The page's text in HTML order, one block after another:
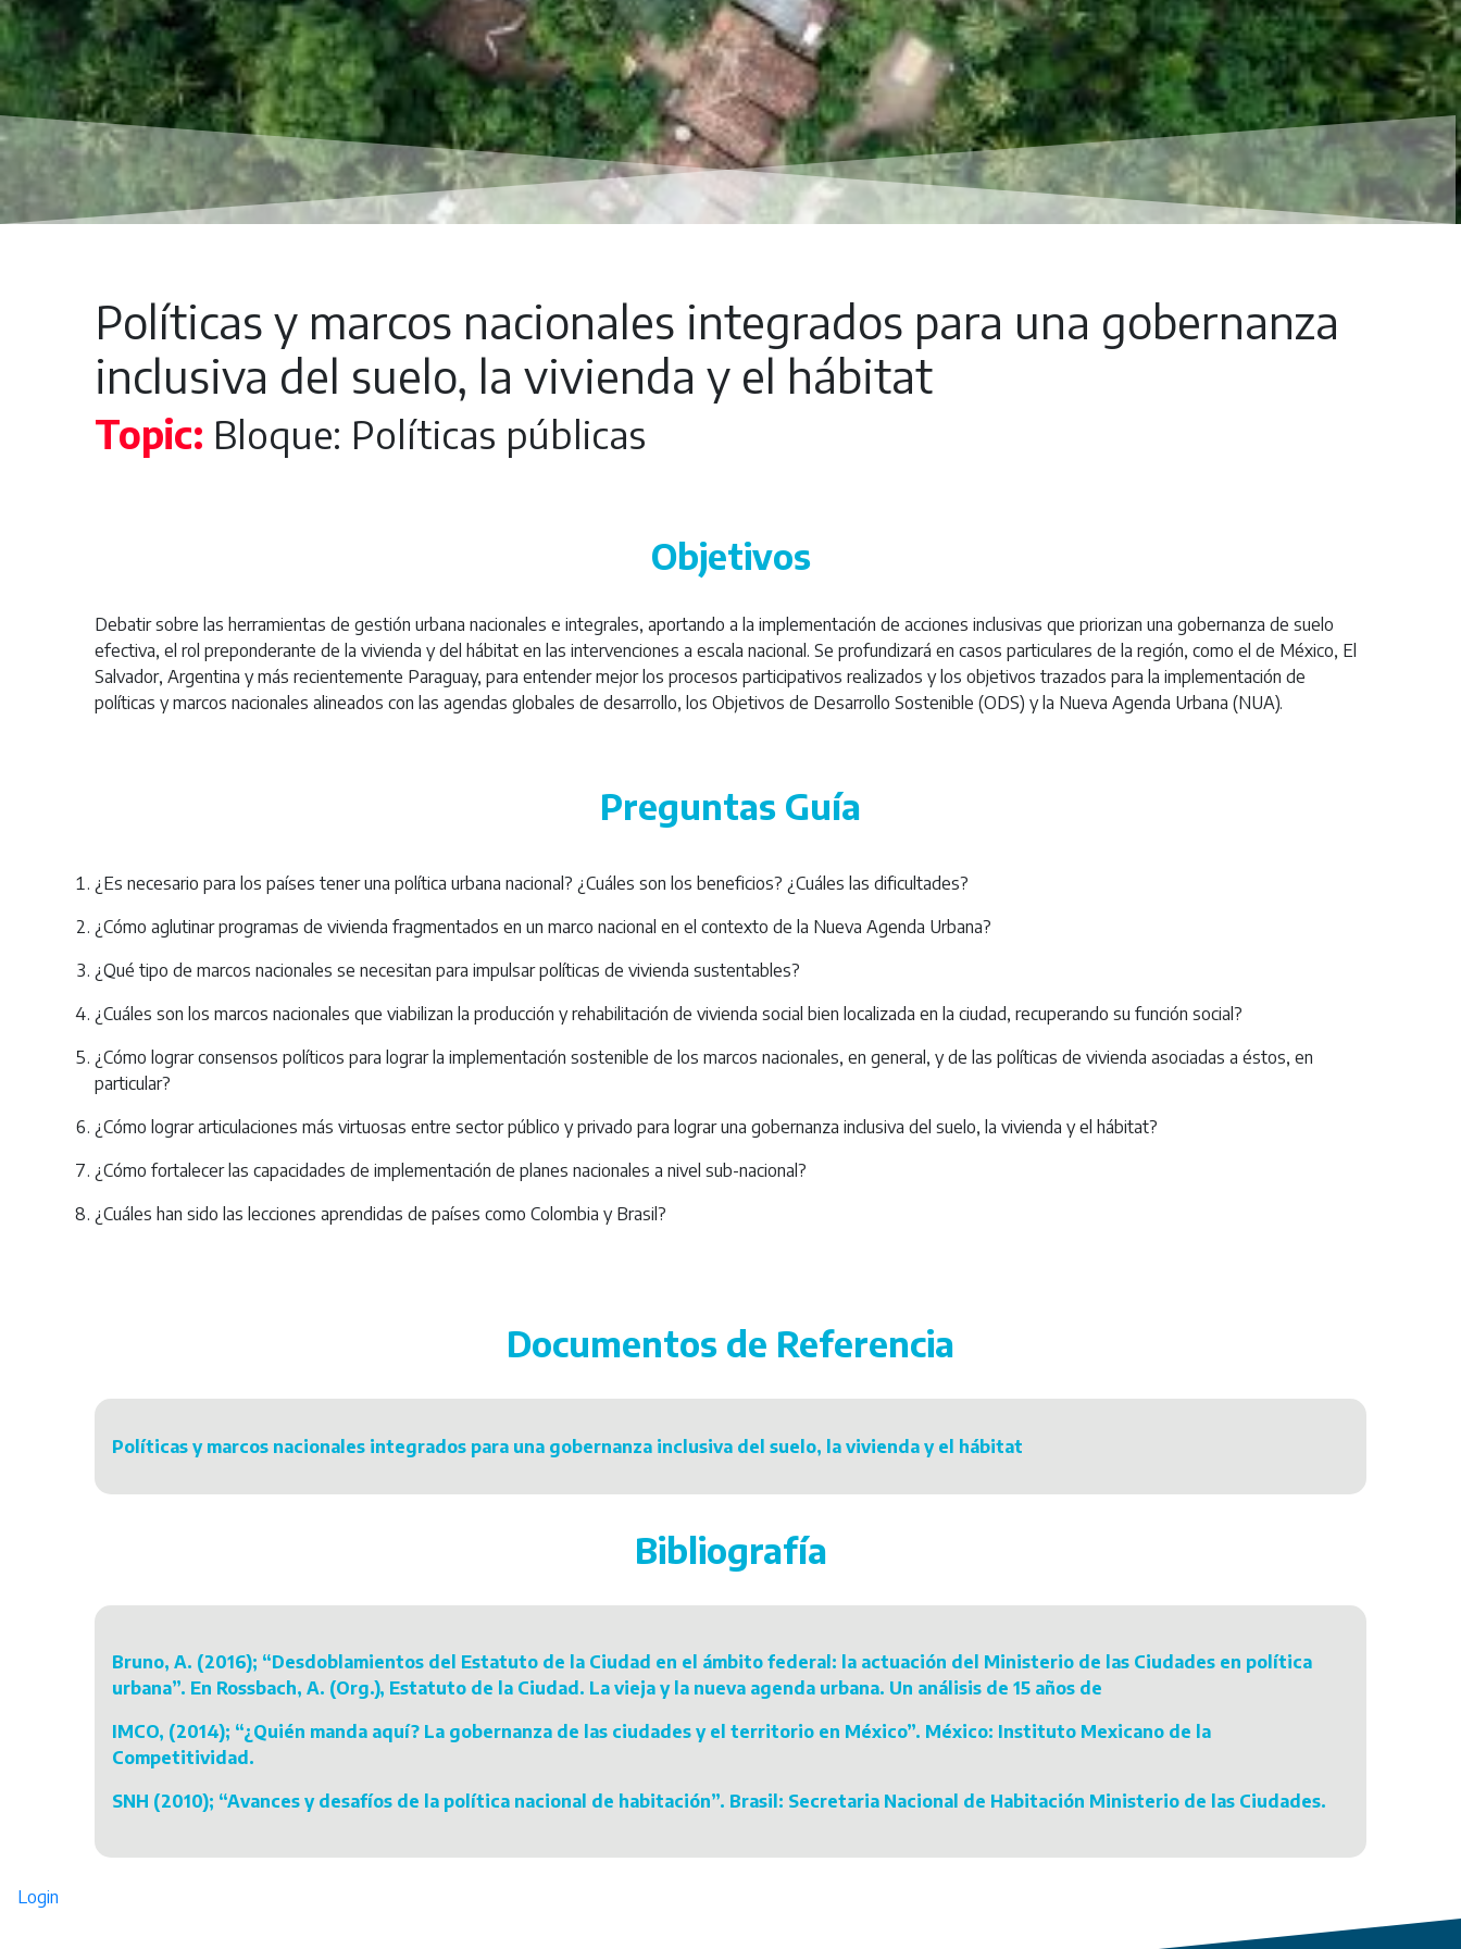
Políticas y marcos nacionales integrados para una gobernanza
inclusiva del suelo, la vivienda y el hábitat
Topic: Bloque: Políticas públicas
Objetivos
Debatir sobre las herramientas de gestión urbana nacionales e integrales, aportando a la implementación de acciones inclusivas que priorizan una gobernanza de suelo
efectiva, el rol preponderante de la vivienda y del hábitat en las intervenciones a escala nacional. Se profundizará en casos particulares de la región, como el de México, El
Salvador, Argentina y más recientemente Paraguay, para entender mejor los procesos participativos realizados y los objetivos trazados para la implementación de
políticas y marcos nacionales alineados con las agendas globales de desarrollo, los Objetivos de Desarrollo Sostenible (ODS) y la Nueva Agenda Urbana (NUA).
Preguntas Guía
¿Es necesario para los países tener una política urbana nacional? ¿Cuáles son los beneficios? ¿Cuáles las dificultades?
¿Cómo aglutinar programas de vivienda fragmentados en un marco nacional en el contexto de la Nueva Agenda Urbana?
¿Qué tipo de marcos nacionales se necesitan para impulsar políticas de vivienda sustentables?
¿Cuáles son los marcos nacionales que viabilizan la producción y rehabilitación de vivienda social bien localizada en la ciudad, recuperando su función social?
¿Cómo lograr consensos políticos para lograr la implementación sostenible de los marcos nacionales, en general, y de las políticas de vivienda asociadas a éstos, en
particular?
¿Cómo lograr articulaciones más virtuosas entre sector público y privado para lograr una gobernanza inclusiva del suelo, la vivienda y el hábitat?
¿Cómo fortalecer las capacidades de implementación de planes nacionales a nivel sub-nacional?
¿Cuáles han sido las lecciones aprendidas de países como Colombia y Brasil?
Documentos de Referencia
Políticas y marcos nacionales integrados para una gobernanza inclusiva del suelo, la vivienda y el hábitat
Bibliografía
Bruno, A. (2016); “Desdoblamientos del Estatuto de la Ciudad en el ámbito federal: la actuación del Ministerio de las Ciudades en política
urbana”. En Rossbach, A. (Org.), Estatuto de la Ciudad. La vieja y la nueva agenda urbana. Un análisis de 15 años de
IMCO, (2014); “¿Quién manda aquí? La gobernanza de las ciudades y el territorio en México”. México: Instituto Mexicano de la
Competitividad.
SNH (2010); “Avances y desafíos de la política nacional de habitación”. Brasil: Secretaria Nacional de Habitación Ministerio de las Ciudades.
Login